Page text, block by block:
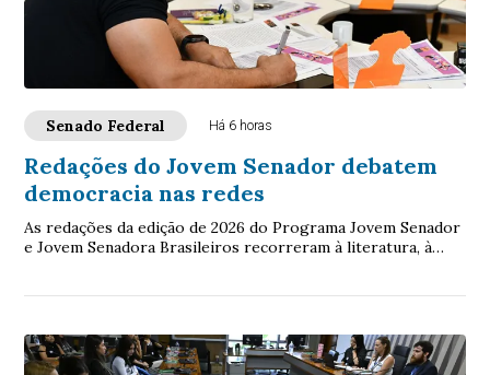
Senado Federal Há 6 horas
Redações do Jovem Senador debatem
democracia nas redes
As redações da edição de 2026 do Programa Jovem Senador
e Jovem Senadora Brasileiros recorreram à literatura, à